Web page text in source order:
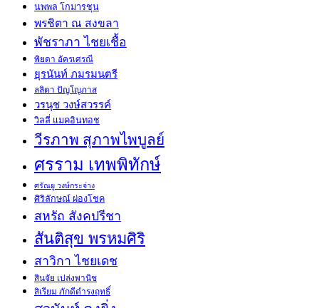
นพพล โกมารชุน
พรชิตา ณ สงขลา
พัชราภา ไชยเชื้อ
พิยดา อัครเศรณี
ยุรนันท์ ภมรมนตรี
ลลิตา ปัญโญภาส
วรนุช วงษ์สวรรค์
วิลลี่ แมคอินทอช
วีรภาพ สุภาพไพบูลย์
ศรราม เทพพิทักษ์
ศรัณยู วงษ์กระจ่าง
ศิริลักษณ์ ผ่องโชค
สหรัถ สังคปรีชา
สันติสุข พรหมศิริ
สาวิกา ไชยเดช
สินจัย เปล่งพานิช
สิเรียม ภักดีดำรงฤทธิ์